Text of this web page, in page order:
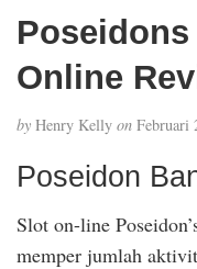
Online
by Henry Kelly on Februari
Poseidon
Slot on-line
memper jumlah